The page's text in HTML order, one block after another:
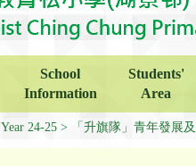
School
Information
Students'
Area
Year 24-25 「升旗隊」青年發展